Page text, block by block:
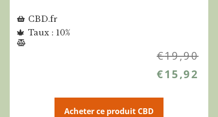
CBD.fr
Taux : 10%
€19,90
€15,92
Acheter ce produit CBD